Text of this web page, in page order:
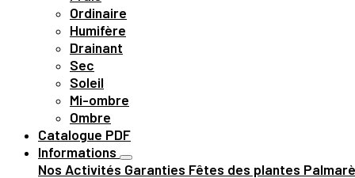
Ordinaire
Humifère
Drainant
Sec
Soleil
Mi-ombre
Ombre
Catalogue PDF
Informations
Nos Activités Garanties Fêtes des plantes